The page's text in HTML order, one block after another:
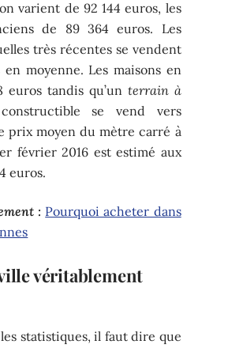
varient de 92 144 euros, les
de 89 364 euros. Les
très récentes se vendent
moyenne. Les maisons en
euros tandis qu’un terrain à
constructible se vend vers
prix moyen du mètre carré à
février 2016 est estimé aux
euros.
: Pourquoi acheter dans
véritablement
statistiques, il faut dire que